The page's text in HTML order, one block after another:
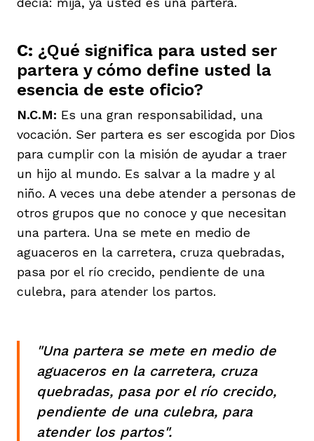
C: ¿Qué significa para usted ser
partera y cómo define usted la
esencia de este oficio?
N.C.M: Es una gran responsabilidad, una
vocación. Ser partera es ser escogida por Dios
para cumplir con la misión de ayudar a traer
un hijo al mundo. Es salvar a la madre y al
niño. A veces una debe atender a personas de
otros grupos que no conoce y que necesitan
una partera. Una se mete en medio de
aguaceros en la carretera, cruza quebradas,
pasa por el río crecido, pendiente de una
culebra, para atender los partos.
"Una partera se mete en medio de
aguaceros en la carretera, cruza
quebradas, pasa por el río crecido,
pendiente de una culebra, para
atender los partos".